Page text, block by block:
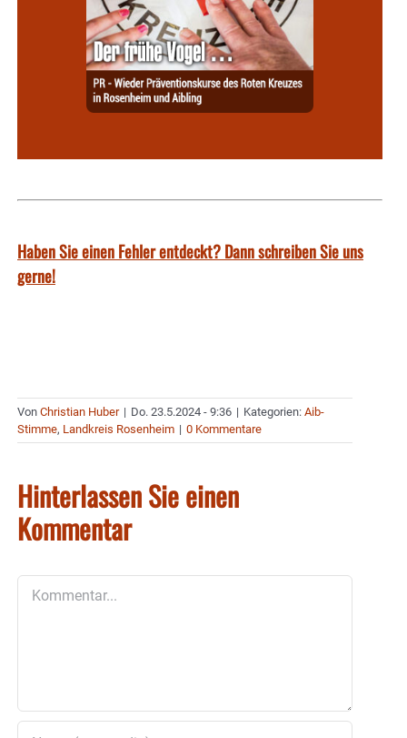
Haben Sie einen Fehler entdeckt? Dann schreiben Sie uns
gerne!
Von Christian Huber | Do. 23.5.2024 - 9:36 | Kategorien: Aib-
Stimme, Landkreis Rosenheim | 0 Kommentare
Hinterlassen Sie einen
Kommentar